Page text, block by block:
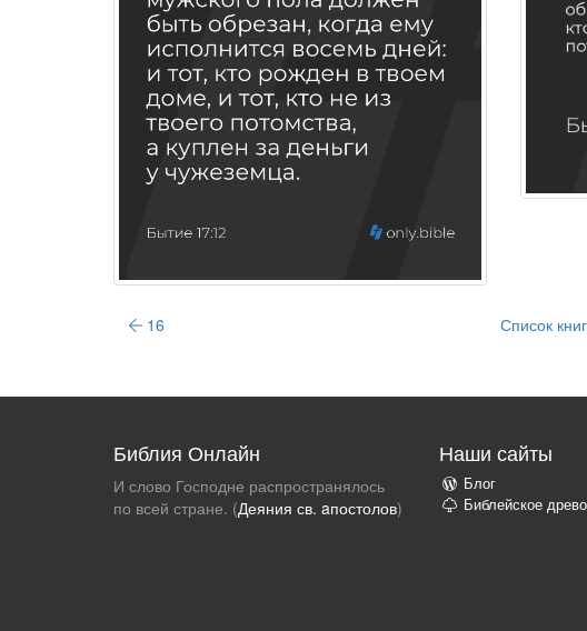
16 Список книг
Библия Онлайн
И слово Господне распространялось
по всей стране. (Деяния св. aпостолов)
Наши сайты
Блог
Библейское древо